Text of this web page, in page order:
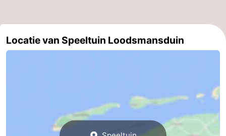
Texel
Vogelmient
minutes
Strand
Locatie van Speeltuin Loodsmansduin